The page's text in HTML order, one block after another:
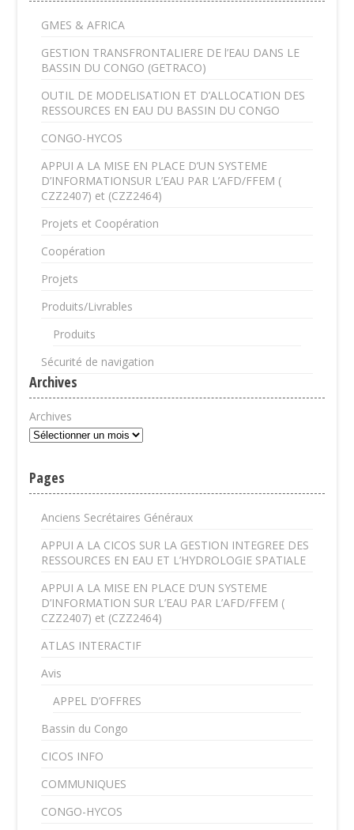
GMES & AFRICA
GESTION TRANSFRONTALIERE DE l’EAU DANS LE
BASSIN DU CONGO (GETRACO)
OUTIL DE MODELISATION ET D’ALLOCATION DES
RESSOURCES EN EAU DU BASSIN DU CONGO
CONGO-HYCOS
APPUI A LA MISE EN PLACE D’UN SYSTEME
D’INFORMATIONSUR L’EAU PAR L’AFD/FFEM (
CZZ2407) et (CZZ2464)
Projets et Coopération
Coopération
Projets
Produits/Livrables
Produits
Sécurité de navigation
Archives
Archives
Pages
Anciens Secrétaires Généraux
APPUI A LA CICOS SUR LA GESTION INTEGREE DES
RESSOURCES EN EAU ET L’HYDROLOGIE SPATIALE
APPUI A LA MISE EN PLACE D’UN SYSTEME
D’INFORMATION SUR L’EAU PAR L’AFD/FFEM (
CZZ2407) et (CZZ2464)
ATLAS INTERACTIF
Avis
APPEL D’OFFRES
Bassin du Congo
CICOS INFO
COMMUNIQUES
CONGO-HYCOS